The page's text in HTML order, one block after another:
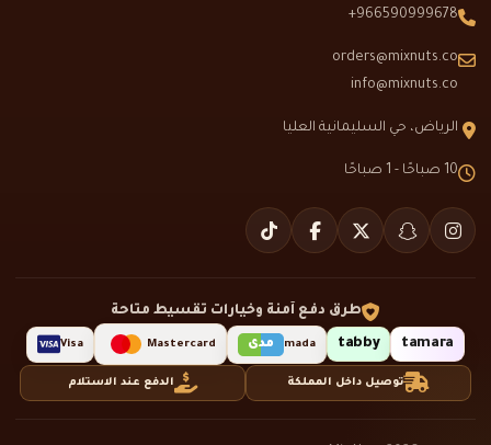
966590999678+
orders@mixnuts.co
info@mixnuts.co
الرياض، حي السليمانية العليا
10 صباحًا - 1 صباحًا
طرق دفع آمنة وخيارات تقسيط متاحة
Visa Mastercard مدى mada tabby tamara
الدفع عند الاستلام توصيل داخل المملكة